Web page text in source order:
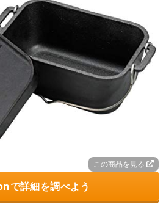
この商品を見る
で詳細を調べよう